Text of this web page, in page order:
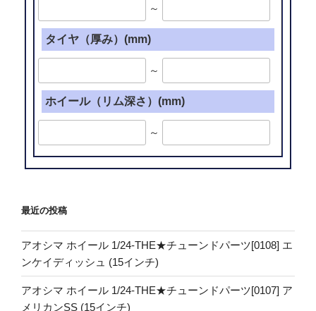
～
タイヤ（厚み）(mm)
～
ホイール（リム深さ）(mm)
～
最近の投稿
アオシマ ホイール 1/24-THE★チューンドパーツ[0108] エ
ンケイディッシュ (15インチ)
アオシマ ホイール 1/24-THE★チューンドパーツ[0107] ア
メリカンSS (15インチ)